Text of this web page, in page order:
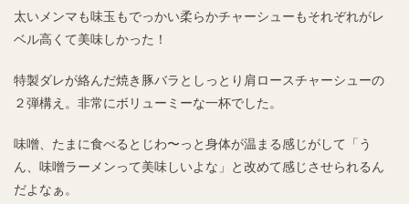
太いメンマも味玉もでっかい柔らかチャーシューもそれぞれがレ
ベル高くて美味しかった！
特製ダレが絡んだ焼き豚バラとしっとり肩ロースチャーシューの
２弾構え。非常にボリューミーな一杯でした。
味噌、たまに食べるとじわ〜っと身体が温まる感じがして「う
ん、味噌ラーメンって美味しいよな」と改めて感じさせられるん
だよなぁ。